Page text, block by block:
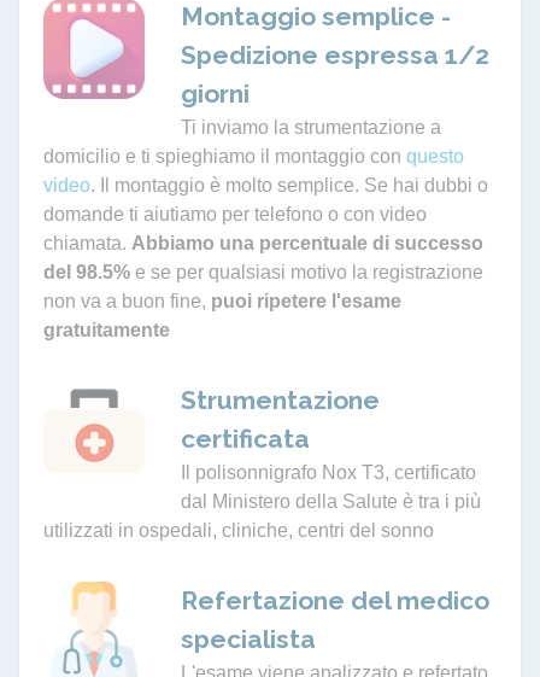
Montaggio semplice -
Spedizione espressa 1/2
giorni
Ti inviamo la strumentazione a
domicilio e ti spieghiamo il montaggio con questo
video. Il montaggio è molto semplice. Se hai dubbi o
domande ti aiutiamo per telefono o con video
chiamata. Abbiamo una percentuale di successo
del 98.5% e se per qualsiasi motivo la registrazione
non va a buon fine, puoi ripetere l'esame
gratuitamente
Strumentazione
certificata
Il polisonnigrafo Nox T3, certificato
dal Ministero della Salute è tra i più
utilizzati in ospedali, cliniche, centri del sonno
Refertazione del medico
specialista